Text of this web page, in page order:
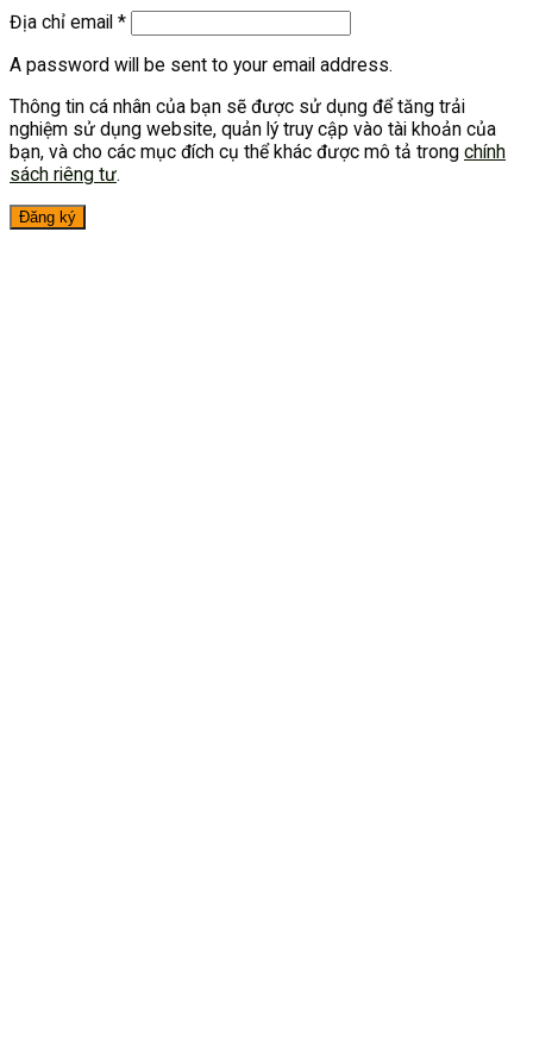
Địa chỉ email *
A password will be sent to your email address.
Thông tin cá nhân của bạn sẽ được sử dụng để tăng trải
nghiệm sử dụng website, quản lý truy cập vào tài khoản của
bạn, và cho các mục đích cụ thể khác được mô tả trong chính
sách riêng tư.
Đăng ký